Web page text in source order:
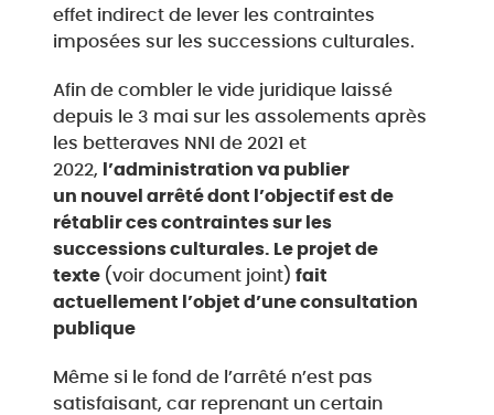
effet indirect de lever les contraintes
imposées sur les successions culturales.
Afin de combler le vide juridique laissé
depuis le 3 mai sur les assolements après
les betteraves NNI de 2021 et
2022,
l’administration va publier
un nouvel arrêté dont l’objectif est de
rétablir ces contraintes sur les
successions culturales. Le projet de
texte (voir document joint) fait
actuellement l’objet d’une consultation
publique
Même si le fond de l’arrêté n’est pas
satisfaisant, car reprenant un certain